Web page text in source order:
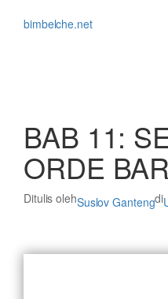
bimbelche.net
BAB 11:
ORDE
Ditulis olehSuslov Gantengdi